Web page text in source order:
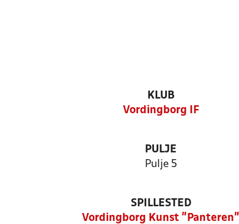
KLUB
Vordingborg IF
PULJE
Pulje 5
SPILLESTED
Vordingborg Kunst "Panteren"